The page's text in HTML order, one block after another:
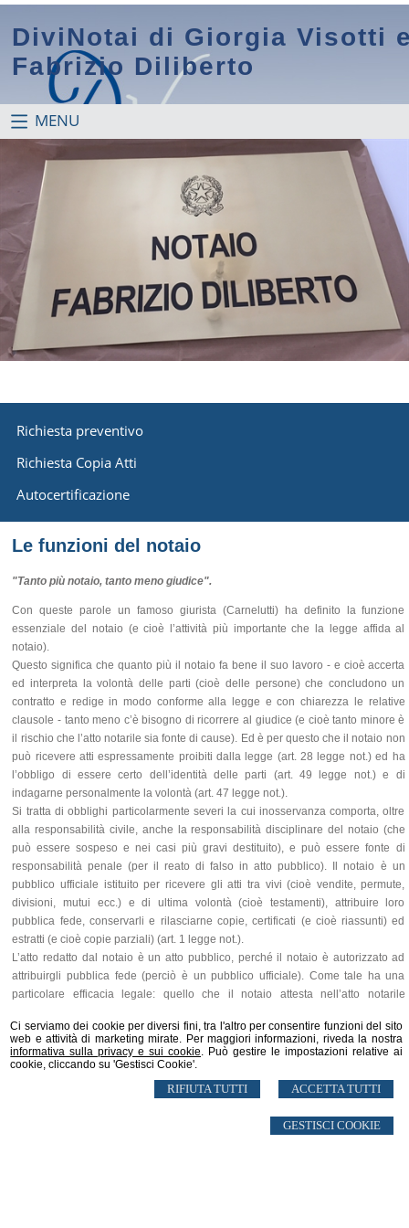
Ci serviamo dei cookie per diversi fini, tra l'altro per consentire funzioni del sito
web e attività di marketing mirate. Per maggiori informazioni, riveda la nostra
informativa sulla privacy e sui cookie. Può gestire le impostazioni relative ai
cookie, cliccando su 'Gestisci Cookie'.
ACCETTA TUTTI
RIFIUTA TUTTI
GESTISCI COOKIE
DiviNotai di Giorgia Visotti
Fabrizio Diliberto
MENU
Richiesta preventivo
Richiesta Copia Atti
Autocertificazione
Le funzioni del notaio
"Tanto più notaio, tanto meno giudice".
Con queste parole un famoso giurista (Carnelutti) ha definito la funzione
essenziale del notaio (e cioè l’attività più importante che la legge affida al
notaio).
Questo significa che quanto più il notaio fa bene il suo lavoro - e cioè accerta
ed interpreta la volontà delle parti (cioè delle persone) che concludono un
contratto e redige in modo conforme alla legge e con chiarezza le relative
clausole - tanto meno c’è bisogno di ricorrere al giudice (e cioè tanto minore è
il rischio che l’atto notarile sia fonte di cause). Ed è per questo che il notaio non
può ricevere atti espressamente proibiti dalla legge (art. 28 legge not.) ed ha
l’obbligo di essere certo dell’identità delle parti (art. 49 legge not.) e di
indagarne personalmente la volontà (art. 47 legge not.).
Si tratta di obblighi particolarmente severi la cui inosservanza comporta, oltre
alla responsabilità civile, anche la responsabilità disciplinare del notaio (che
può essere sospeso e nei casi più gravi destituito), e può essere fonte di
responsabilità penale (per il reato di falso in atto pubblico). Il notaio è un
pubblico ufficiale istituito per ricevere gli atti tra vivi (cioè vendite, permute,
divisioni, mutui ecc.) e di ultima volontà (cioè testamenti), attribuire loro
pubblica fede, conservarli e rilasciarne copie, certificati (e cioè riassunti) ed
estratti (e cioè copie parziali) (art. 1 legge not.).
L’atto redatto dal notaio è un atto pubblico, perché il notaio è autorizzato ad
attribuirgli pubblica fede (perciò è un pubblico ufficiale). Come tale ha una
particolare efficacia legale: quello che il notaio attesta nell’atto notarile
sottoscritto una dichiarazione davanti a lui) fa piena prova (cioè deve essere
considerato vero, anche dal giudice), salvo che sia accertato il reato di falso.
La legge prescrive l’atto notarile per quegli atti e contratti dei quali vuol
garantire al massimo grado la legalità, l’identità delle parti e la conformità alla
economico-sociale o per la loro complessità (esempio: vendite, divisioni, mutui